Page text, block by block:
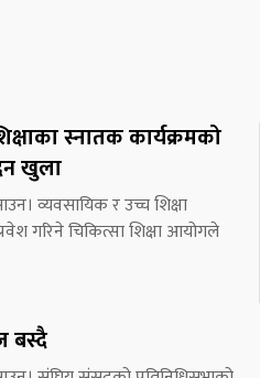
स्नातक कार्यक्रमको
खुला
व्यवसायिक र उच्च शिक्षा
गरिने चिकित्सा शिक्षा आयोगले
बस्दै